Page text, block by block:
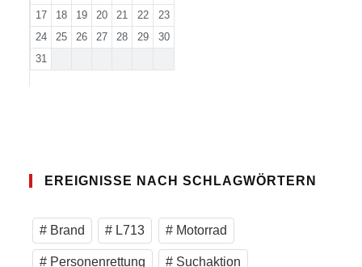
17
18 19 20 21 22
23
24
25 26 27 28 29
30
31
EREIGNISSE NACH SCHLAGWÖRTERN
Brand L713 Motorrad
Personenrettung Suchaktion